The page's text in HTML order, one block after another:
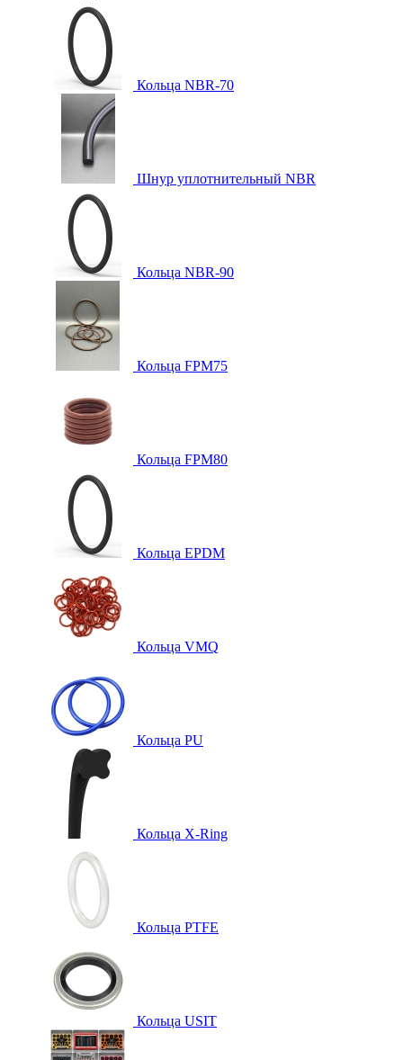
Кольца NBR-70
Шнур уплотнительный NBR
Кольца NBR-90
Кольца FPM75
Кольца FPM80
Кольца EPDM
Кольца VMQ
Кольца PU
Кольца X-Ring
Кольца PTFE
Кольца USIT